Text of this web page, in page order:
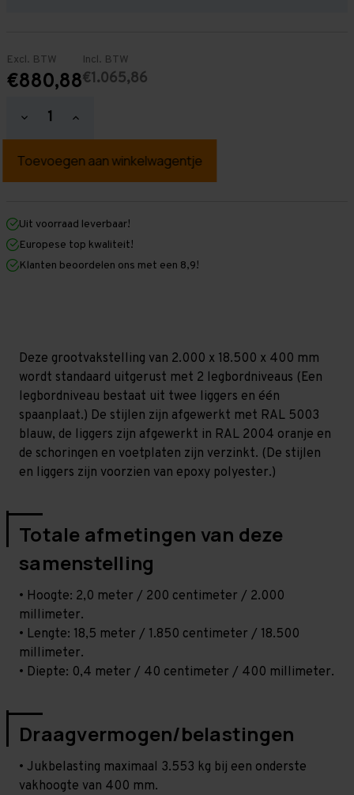
Excl. BTW
€880,88
Incl. BTW
€1.065,86
Hoeveelheid
verlagen
Grootvakstelling
mm
mm
x
400
mm
Hoeveelheid
verhogen
Grootvakstelling
mm
mm
400
mm
Uit voorraad leverbaar!
Europese top kwaliteit!
Klanten beoordelen ons met een 8,9!
Deze grootvakstelling van 2.000 x 18.500 x 400 mm
wordt standaard uitgerust met 2 legbordniveaus (Een
legbordniveau bestaat uit twee liggers en één
spaanplaat.) De stijlen zijn afgewerkt met RAL 5003
blauw, de liggers zijn afgewerkt in RAL 2004 oranje en
de schoringen en voetplaten zijn verzinkt. (De stijlen
en liggers zijn voorzien van epoxy polyester.)
Totale afmetingen van deze
samenstelling
• Hoogte: 2,0 meter / 200 centimeter / 2.000
millimeter.
• Lengte: 18,5 meter / 1.850 centimeter / 18.500
millimeter.
• Diepte: 0,4 meter / 40 centimeter / 400 millimeter.
Draagvermogen/belastingen
• Jukbelasting maximaal 3.553 kg bij een onderste
vakhoogte van 400 mm.